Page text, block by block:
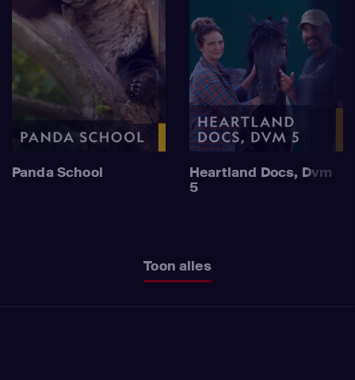
Panda School
Heartland Docs, Dvm
5
Toon alles